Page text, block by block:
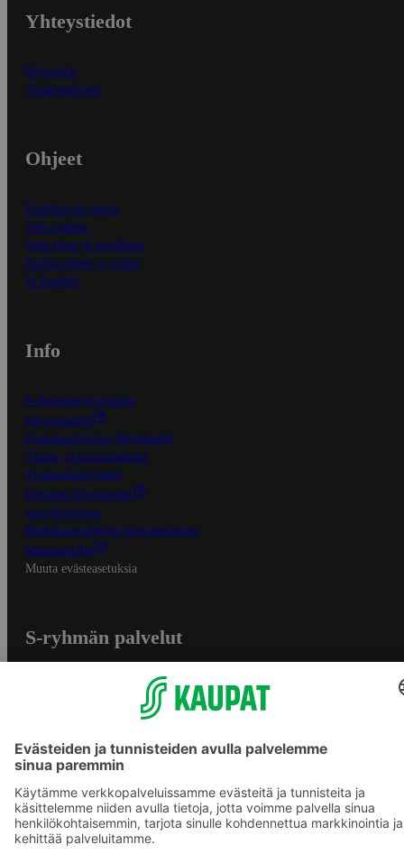
Yhteystiedot
Myymälät
Asiakaspalvelu
Ohjeet
Ensitilaajan ohjeet
Näin maksat
Näin tilaat ja muokkaat
Kaikki ohjeet ja vinkit
In English
Info
S-Business yrityksille
Oiva-raportit
Osuuskauppojen yhteystiedot
Tilaus- ja toimitusehdot
Tietosuojakäytäntö
Palvelun käyttöehdot
Saavutettavuus
Mobiilisovelluksen saavutettavuus
Mainostajalle
Muuta evästeasetuksia
S-ryhmän palvelut
S-ostoslista -sovellus
Prisma.fi
Sokos.fi
S-Pankki
Yhteishyvä
Sokos Hotels